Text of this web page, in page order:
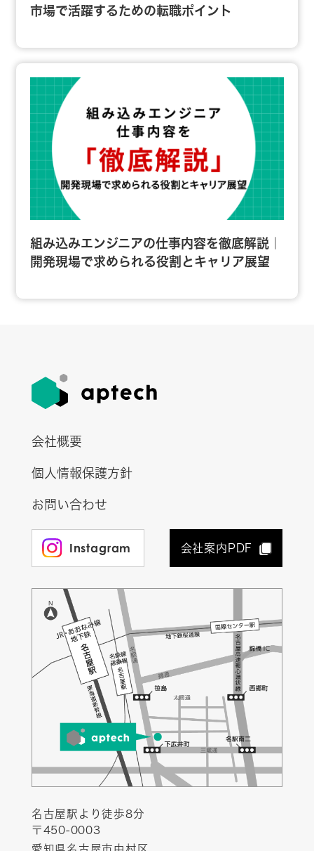
市場で活躍するための転職ポイント
組み込みエンジニアの仕事内容を徹底解説｜
開発現場で求められる役割とキャリア展望
会社概要
個人情報保護方針
お問い合わせ
Instagram 会社案内PDF
名古屋駅より徒歩8分
〒450-0003
愛知県名古屋市中村区